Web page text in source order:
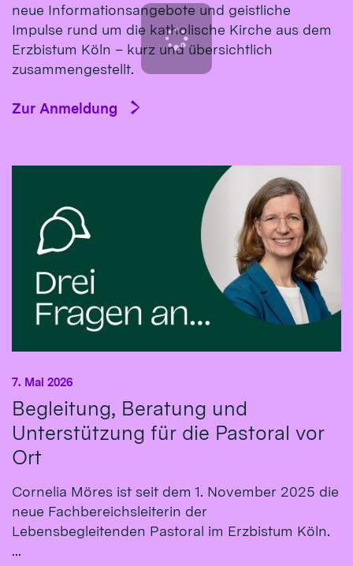
neue Informationsangebote und geistliche
Impulse rund um die katholische Kirche aus dem
Erzbistum Köln – kurz und übersichtlich
zusammengestellt.
Zur Anmeldung
Begleitung, Beratung und
Unterstützung für die Pastoral vor
Ort
7. Mai 2026
Cornelia Möres ist seit dem 1. November 2025 die
neue Fachbereichsleiterin der
Lebensbegleitenden Pastoral im Erzbistum Köln.
...